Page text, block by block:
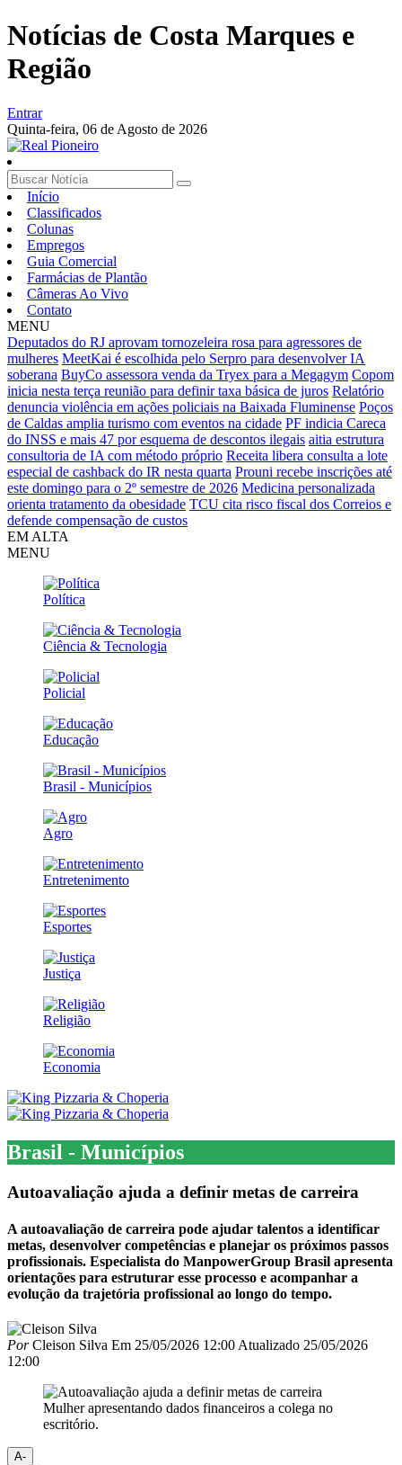
Notícias de Costa Marques e
Região
Entrar
Quinta-feira, 06 de Agosto de 2026
Início
Classificados
Colunas
Empregos
Guia Comercial
Farmácias de Plantão
Câmeras Ao Vivo
Contato
MENU
Deputados do RJ aprovam tornozeleira rosa para agressores de
mulheres MeetKai é escolhida pelo Serpro para desenvolver IA
soberana BuyCo assessora venda da Tryex para a Megagym Copom
inicia nesta terça reunião para definir taxa básica de juros Relatório
denuncia violência em ações policiais na Baixada Fluminense Poços
de Caldas amplia turismo com eventos na cidade PF indicia Careca
do INSS e mais 47 por esquema de descontos ilegais aitia estrutura
consultoria de IA com método próprio Receita libera consulta a lote
especial de cashback do IR nesta quarta Prouni recebe inscrições até
este domingo para o 2º semestre de 2026 Medicina personalizada
orienta tratamento da obesidade TCU cita risco fiscal dos Correios e
defende compensação de custos
EM ALTA
MENU
Política
Ciência & Tecnologia
Policial
Educação
Brasil - Municípios
Agro
Entretenimento
Esportes
Justiça
Religião
Economia
Brasil - Municípios
Autoavaliação ajuda a definir metas de carreira
A autoavaliação de carreira pode ajudar talentos a identificar
metas, desenvolver competências e planejar os próximos passos
profissionais. Especialista do ManpowerGroup Brasil apresenta
orientações para estruturar esse processo e acompanhar a
evolução da trajetória profissional ao longo do tempo.
PorCleison Silva Em 25/05/2026 12:00 Atualizado 25/05/2026
12:00
Mulher apresentando dados financeiros a colega no
escritório.
A-